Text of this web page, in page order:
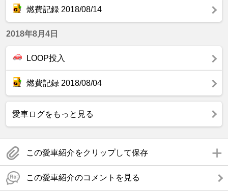
燃費記録 2018/08/14
2018年8月4日
LOOP投入
燃費記録 2018/08/04
愛車ログをもっと見る
この愛車紹介をクリップして保存
この愛車紹介のコメントを見る